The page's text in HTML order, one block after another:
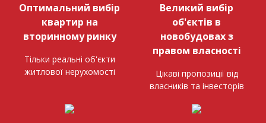
Оптимальний вибір
квартир на
вторинному ринку
Тільки реальні об'єкти
житлової нерухомості
Великий вибір
об'єктів в
новобудовах з
правом власності
Цікаві пропозиції від
власників та інвесторів